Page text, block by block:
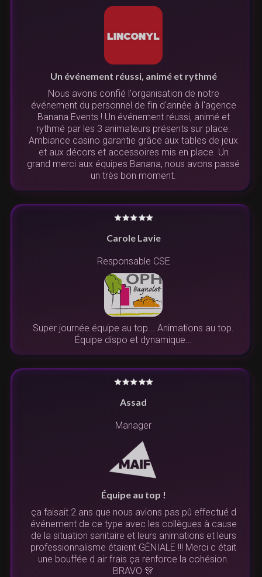
Un événement réussi, animé et rythmé
Nous avons confié l'organisation de notre
événement du personnel de fin d'année à l'agence
Banana Events ! Un événement réussi, animé et
rythmé par les 3 animateurs présents sur place.
Ambiance casino garantie grâce aux tables de jeux
et aux décors et accessoires mis en place. Un
grand merci aux équipes Banana, nous avons passé
un très bon moment.
Carole Lavie
Responsable CSE
Super journée équipe au top... Animations au top.
Équipe dispo et dynamique...
Assad
Manager
Équipe au top !
ça faisait 2 ans que nous avions pas pû effectué d
événement de ce type avec les collègues à cause
de la situation sanitaire et leurs animations et leurs
professionnalisme étaient GÉNIALE !!! Merci c était
une bouffée d air frais ça renforce la cohésion.
BRAVO 🎊